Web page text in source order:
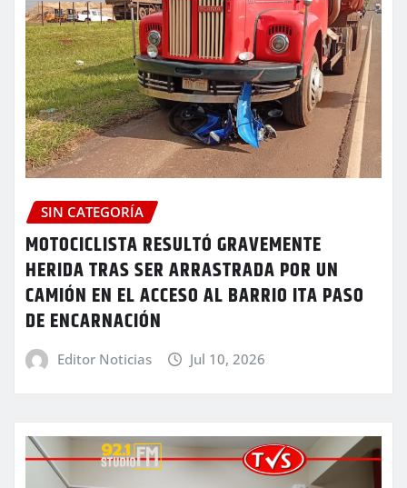
SIN CATEGORÍA
MOTOCICLISTA RESULTÓ GRAVEMENTE
HERIDA TRAS SER ARRASTRADA POR UN
CAMIÓN EN EL ACCESO AL BARRIO ITA PASO
DE ENCARNACIÓN
Editor Noticias Jul 10, 2026